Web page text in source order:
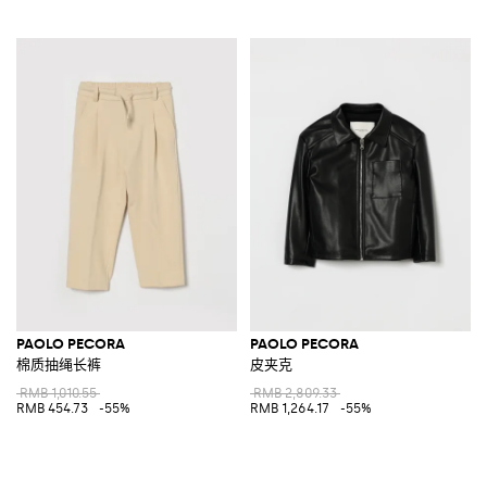
PAOLO PECORA
棉质抽绳长裤
RMB 1,010.55
RMB 454.73
-55%
PAOLO PECORA
皮夹克
RMB 2,809.33
RMB 1,264.17
-55%